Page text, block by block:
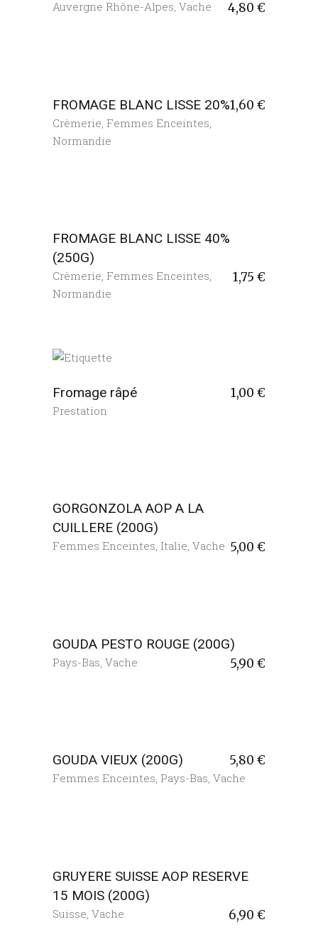
4,80 €
Auvergne Rhône-Alpes, Vache
FROMAGE BLANC LISSE 20%1,60 €
Crèmerie Femmes Enceintes
Normandie
FROMAGE BLANC LISSE 40%
(250G)
1,75 €
Crèmerie, Femmes Enceintes,
Normandie
Fromage râpé 1,00 €
Prestation
GORGONZOLA AOP A LA
CUILLERE (200G)
5,00 €
Femmes Enceintes, Italie, Vache
GOUDA PESTO ROUGE (200G)
5,90 €
Pays-Bas Vache
GOUDA VIEUX (200G) 5,80 €
Femmes Enceintes, Pays-Bas, Vache
GRUYERE SUISSE AOP RESERVE
15 MOIS (200G)
6,90 €
Suisse Vache